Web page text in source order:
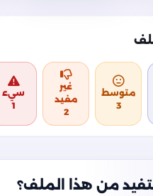
متوسط
3
غير
مفيد
2
سيء
1
من هذا الملف؟